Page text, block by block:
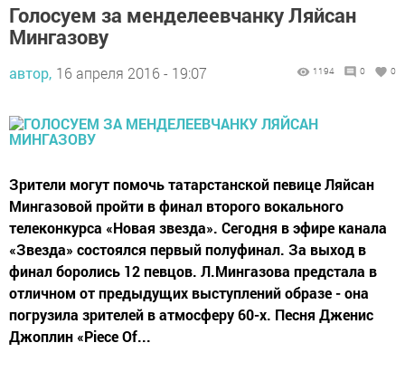
Голосуем за менделеевчанку Ляйсан
Мингазову
автор, 16 апреля 2016 - 19:07 1194 0 0
Зрители могут помочь татарстанской певице Ляйсан
Мингазовой пройти в финал второго вокального
телеконкурса «Новая звезда». Сегодня в эфире канала
«Звезда» состоялся первый полуфинал. За выход в
финал боролись 12 певцов. Л.Мингазова предстала в
отличном от предыдущих выступлений образе - она
погрузила зрителей в атмосферу 60-х. Песня Дженис
Джоплин «Piece Of...